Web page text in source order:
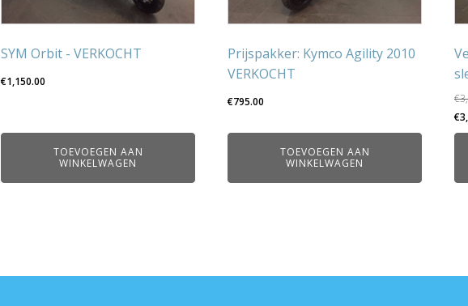
SYM Orbit - VERKOCHT
€1,150.00
TOEVOEGEN AAN
WINKELWAGEN
Prijspakker: Kymco Agility 2010
VERKOCHT
€795.00
TOEVOEGEN AAN
WINKELWAGEN
€
€